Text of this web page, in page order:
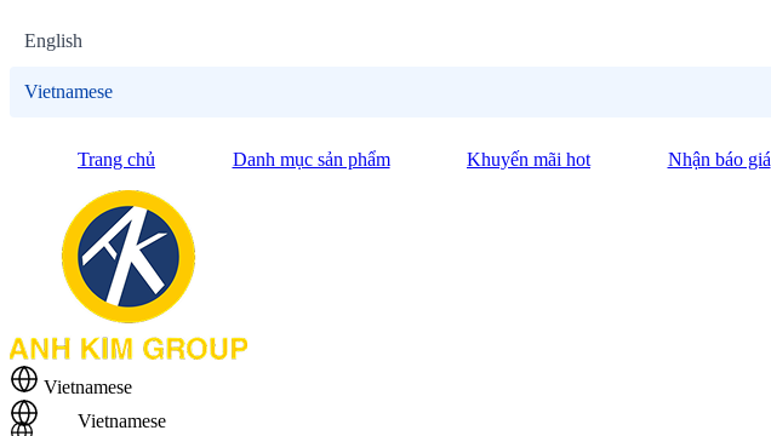
English
Vietnamese
Trang chủ Danh mục sản phẩm Khuyến mãi hot Nhận báo giá
Vietnamese
Vietnamese